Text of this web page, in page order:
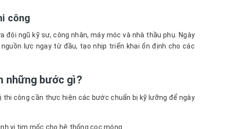
công
ngũ kỹ sư, công nhân, máy móc và nhà thầu phụ. Ngày
lực ngay từ đầu, tạo nhịp triển khai ổn định cho các
những bước gì?
công cần thực hiện các bước chuẩn bị kỹ lưỡng để ngày
vị tim mốc cho hệ thống cọc móng.